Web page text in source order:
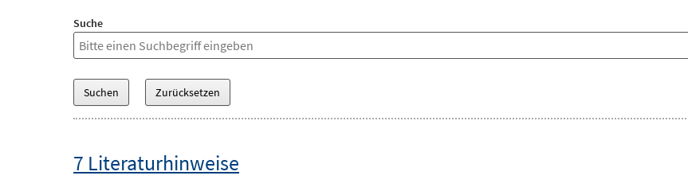
Suche
7 Literaturhinweise